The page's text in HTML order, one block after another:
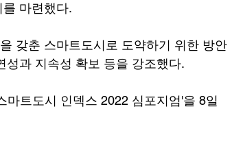
마련했다.
갖춘 스마트도시로 도약하기 위한 방안
성과 지속성 확보 등을 강조했다.
트도시 인덱스 2022 심포지엄'을 8일